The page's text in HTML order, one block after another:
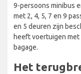
9-persoons minibus
met 2, 4, 5, 7 en 9
en 5 deuren zijn
heeft voertuigen met
bagage.
Het